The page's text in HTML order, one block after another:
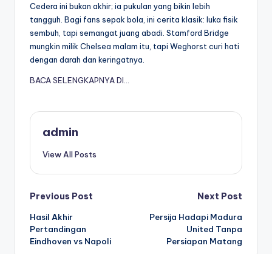
Cedera ini bukan akhir; ia pukulan yang bikin lebih
tangguh. Bagi fans sepak bola, ini cerita klasik: luka fisik
sembuh, tapi semangat juang abadi. Stamford Bridge
mungkin milik Chelsea malam itu, tapi Weghorst curi hati
dengan darah dan keringatnya.
BACA SELENGKAPNYA DI…
admin
View All Posts
Post
navigation
Previous Post
Hasil Akhir
Pertandingan
Eindhoven vs Napoli
Next Post
Persija Hadapi Madura
United Tanpa
Persiapan Matang